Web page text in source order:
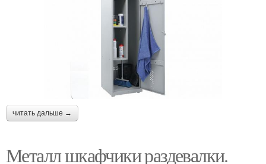
читать дальше →
Металл шкафчики раздевалки.